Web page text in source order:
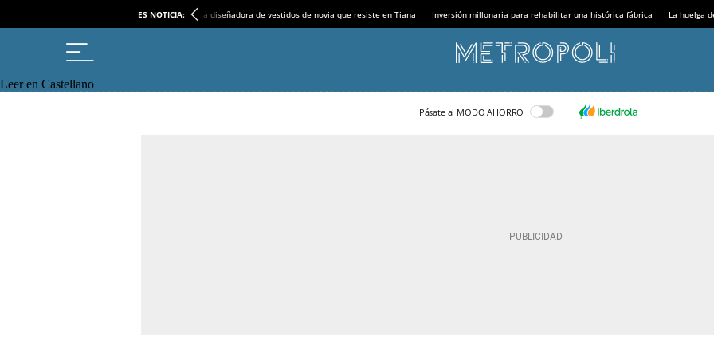
ES NOTICIA: la diseñadora de vestidos de novia que resiste en Tiana Inversión millonaria para rehabilitar una histórica fábrica La huelga
Leer en Castellano
Pásate al MODO AHORRO